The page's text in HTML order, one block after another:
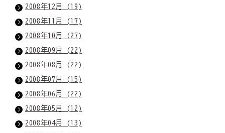
2008年12月 (19)
2008年11月 (17)
2008年10月 (27)
2008年09月 (22)
2008年08月 (22)
2008年07月 (15)
2008年06月 (22)
2008年05月 (12)
2008年04月 (13)